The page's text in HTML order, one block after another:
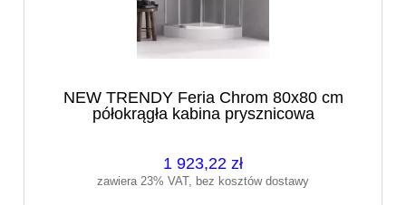
NEW TRENDY Feria Chrom 80x80 cm
półokrągła kabina prysznicowa
1 923,22 zł
zawiera 23% VAT, bez kosztów dostawy